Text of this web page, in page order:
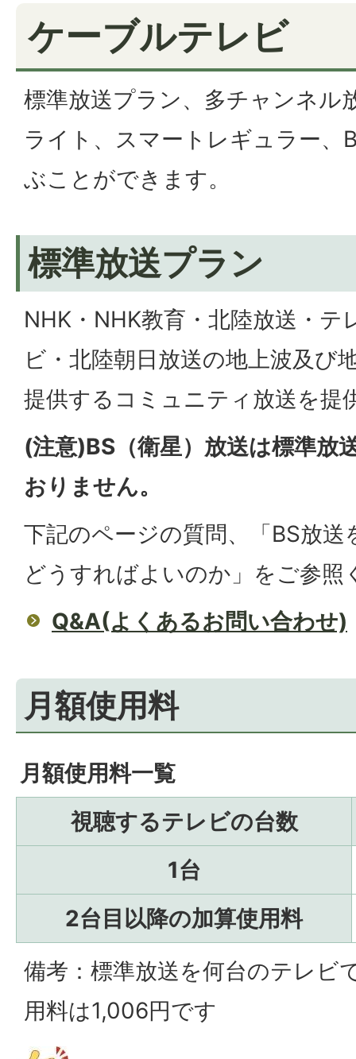
ケーブルテレビ
標準放送プラン、多チャンネル
ライト、スマートレギュラー、
ぶことができます。
標準放送プラン
NHK・NHK教育・北陸放送・テ
ビ・北陸朝日放送の地上波及び
提供するコミュニティ放送を提
(注意)BS（衛星）放送は標準放
おりません。
下記のページの質問、「BS放
どうすればよいのか」をご参照
Q&A(よくあるお問い合わせ)
月額使用料
月額使用料一覧
視聴するテレビの台数
1台
2台目以降の加算使用料
備考：標準放送を何台のテレビ
用料は1,006円です